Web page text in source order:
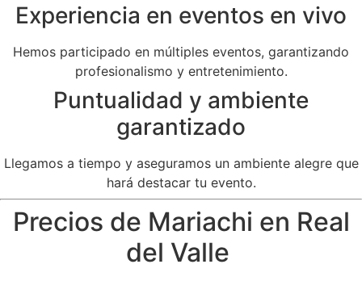
Experiencia en eventos en vivo
Hemos participado en múltiples eventos, garantizando
profesionalismo y entretenimiento.
Puntualidad y ambiente
garantizado
Llegamos a tiempo y aseguramos un ambiente alegre que
hará destacar tu evento.
Precios de Mariachi en Real
del Valle